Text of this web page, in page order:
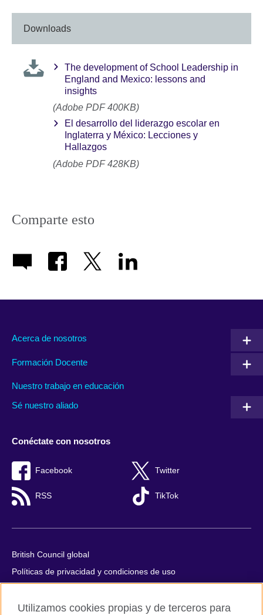
Downloads
The development of School Leadership in
England and Mexico: lessons and
insights
(Adobe PDF 400KB)
El desarrollo del liderazgo escolar en
Inglaterra y México: Lecciones y
Hallazgos
(Adobe PDF 428KB)
Comparte esto
Acerca de nosotros
Formación Docente
Nuestro trabajo en educación
Sé nuestro aliado
Conéctate con nosotros
Facebook Twitter
RSS TikTok
British Council global
Políticas de privacidad y condiciones de uso
Cookies
Utilizamos cookies propias y de terceros para